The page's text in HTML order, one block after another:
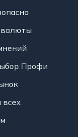
Профи